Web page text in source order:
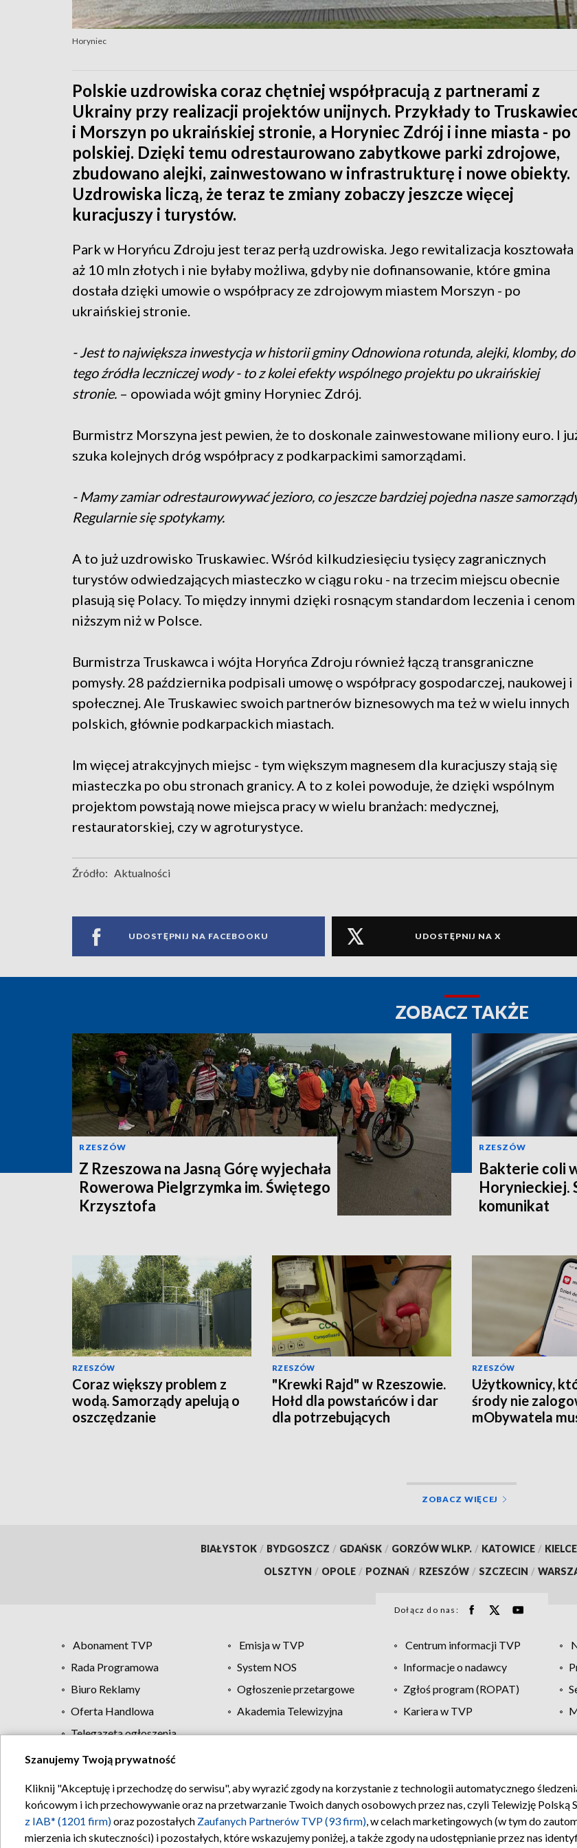
Horyniec
Polskie uzdrowiska coraz chętniej współpracują z partnerami z
Ukrainy przy realizacji projektów unijnych. Przykłady to
i Morszyn po ukraińskiej stronie, a Horyniec Zdrój i inne miasta - po
polskiej. Dzięki temu odrestaurowano zabytkowe parki zdrojowe,
zbudowano alejki, zainwestowano w infrastrukturę i nowe obiekty.
Uzdrowiska liczą, że teraz te zmiany zobaczy jeszcze więcej
kuracjuszy i turystów.
Park w Horyńcu Zdroju jest teraz perłą uzdrowiska. Jego rewitalizacja kosztowała
aż 10 mln złotych i nie byłaby możliwa, gdyby nie dofinansowanie, które gmina
dostała dzięki umowie o współpracy ze zdrojowym miastem Morszyn - po
ukraińskiej stronie.
- Jest to największa inwestycja w historii gminy Odnowiona rotunda, alejki, klomby, do
tego źródła leczniczej wody - to z kolei efekty wspólnego projektu po ukraińskiej
stronie. – opowiada wójt gminy Horyniec Zdrój.
Burmistrz Morszyna jest pewien, że to doskonale zainwestowane miliony euro. I
szuka kolejnych dróg współpracy z podkarpackimi samorządami.
- Mamy zamiar odrestaurowywać jezioro, co jeszcze bardziej pojedna nasze
Regularnie się spotykamy.
A to już uzdrowisko Truskawiec. Wśród kilkudziesięciu tysięcy zagranicznych
turystów odwiedzających miasteczko w ciągu roku - na trzecim miejscu obecnie
plasują się Polacy. To między innymi dzięki rosnącym standardom leczenia i cenom
niższym niż w Polsce.
Burmistrza Truskawca i wójta Horyńca Zdroju również łączą transgraniczne
pomysły. 28 października podpisali umowę o współpracy gospodarczej, naukowej i
społecznej. Ale Truskawiec swoich partnerów biznesowych ma też w wielu innych
polskich, głównie podkarpackich miastach.
Im więcej atrakcyjnych miejsc - tym większym magnesem dla kuracjuszy stają się
miasteczka po obu stronach granicy. A to z kolei powoduje, że dzięki wspólnym
projektom powstają nowe miejsca pracy w wielu branżach: medycznej,
restauratorskiej, czy w agroturystyce.
Źródło: Aktualności
UDOSTĘPNIJ NA FACEBOOKU UDOSTĘPNIJ NA X
ZOBACZ TAKŻE
RZESZÓW
Z Rzeszowa na Jasną Górę wyjechała
Rowerowa Pielgrzymka im. Świętego
Krzysztofa
RZESZÓW
Bakterie coli
Horynieckiej.
komunikat
RZESZÓW
Coraz większy problem z
wodą. Samorządy apelują o
oszczędzanie
RZESZÓW
"Krewki Rajd" w Rzeszowie.
Hołd dla powstańców i dar
dla potrzebujących
RZESZÓW
Użytkownicy,
środy nie
mObywatela
ZOBACZ WIĘCEJ
BIAŁYSTOK / BYDGOSZCZ / GDAŃSK / GORZÓW WLKP. / KATOWICE / KIELCE
OLSZTYN / OPOLE / POZNAŃ / RZESZÓW / SZCZECIN /
Dołącz do nas:
Abonament TVP Emisja w TVP Centrum informacji TVP
Rada Programowa
System NOS Informacje o nadawcy
Biuro Reklamy
Ogłoszenie przetargowe Zgłoś program (ROPAT)
Oferta Handlowa
Akademia Telewizyjna Kariera w TVP
Telegazeta ogłoszenia
Regulamin TVP Polityka prywatności Moje zgody Pomoc
Szanujemy Twoją prywatność
Kliknij "Akceptuję i przechodzę do serwisu", aby wyrazić zgody na korzystanie z technologii automatycznego
końcowym i ich przechowywanie oraz na przetwarzanie Twoich danych osobowych przez nas, czyli Telewizję Polską
z IAB* (1201 firm)oraz pozostałych Zaufanych Partnerów TVP (93 firm), w celach marketingowych (w tym do
mierzenia ich skuteczności) i pozostałych, które wskazujemy poniżej, a także zgody na udostępnianie przez nas